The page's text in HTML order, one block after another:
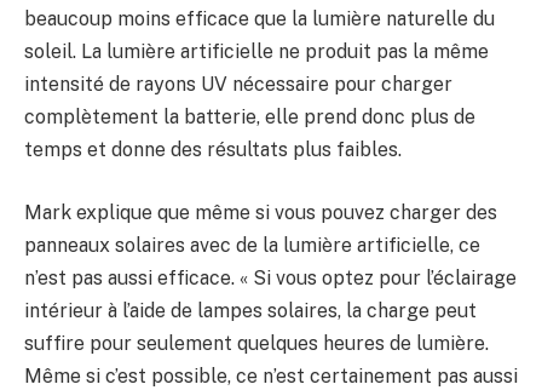
beaucoup moins efficace que la lumière naturelle du
soleil. La lumière artificielle ne produit pas la même
intensité de rayons UV nécessaire pour charger
complètement la batterie, elle prend donc plus de
temps et donne des résultats plus faibles.
Mark explique que même si vous pouvez charger des
panneaux solaires avec de la lumière artificielle, ce
n’est pas aussi efficace. « Si vous optez pour l’éclairage
intérieur à l’aide de lampes solaires, la charge peut
suffire pour seulement quelques heures de lumière.
Même si c’est possible, ce n’est certainement pas aussi